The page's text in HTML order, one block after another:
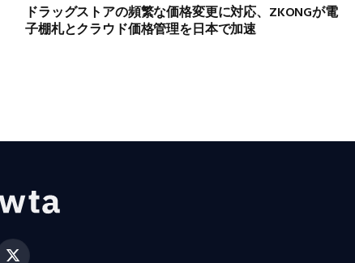
ドラッグストアの頻繁な価格変更に対応、ZKONGが電
子棚札とクラウド価格管理を日本で加速